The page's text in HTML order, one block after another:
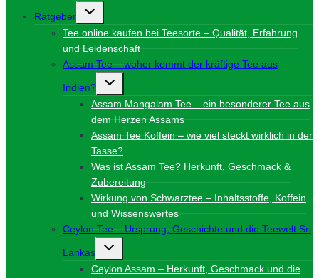
Ratgeber
Untermenü
Tee online kaufen bei Teesorte – Qualität, Erfahrung
und Leidenschaft
Assam Tee – woher kommt der kräftige Tee aus
Indien?
Untermenü
Assam Mangalam Tee – ein besonderer Tee aus
dem Herzen Assams
Assam Tee Koffein – wie viel steckt wirklich in der
Tasse?
Was ist Assam Tee? Herkunft, Geschmack &
Zubereitung
Wirkung von Schwarztee – Inhaltsstoffe, Koffein
und Wissenswertes
Ceylon Tee – Ursprung, Geschichte und die Teewelt Sri
Lankas
Untermenü
Ceylon Assam – Herkunft, Geschmack und die